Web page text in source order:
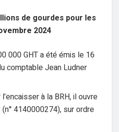
de gourdes pour les
2024
000 GHT a été émis le 16
comptable Jean Ludner
à la BRH, il ouvre
4140000274), sur ordre